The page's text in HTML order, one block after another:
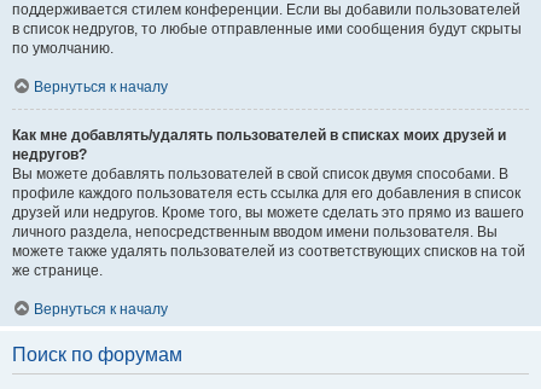
поддерживается стилем конференции. Если вы добавили пользователей
в список недругов, то любые отправленные ими сообщения будут скрыты
по умолчанию.
Вернуться к началу
Как мне добавлять/удалять пользователей в списках моих друзей и
недругов?
Вы можете добавлять пользователей в свой список двумя способами. В
профиле каждого пользователя есть ссылка для его добавления в список
друзей или недругов. Кроме того, вы можете сделать это прямо из вашего
личного раздела, непосредственным вводом имени пользователя. Вы
можете также удалять пользователей из соответствующих списков на той
же странице.
Вернуться к началу
Поиск по форумам